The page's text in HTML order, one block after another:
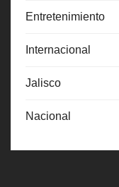
Entretenimiento
Internacional
Jalisco
Nacional